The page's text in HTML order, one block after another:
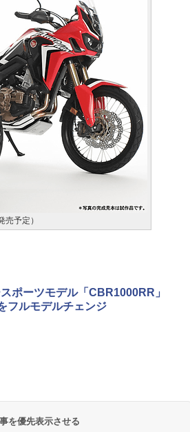
予定）
ポーツモデル「CBR1000RR」
フルモデルチェンジ
を優先表示させる